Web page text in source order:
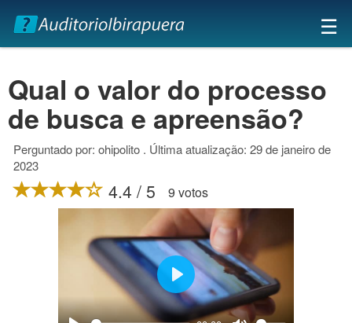
×
☰
Qual o valor do processo
de busca e apreensão?
Perguntado por: ohipolito . Última atualização: 29 de janeiro de
2023
4.4 / 5 9 votos
Play